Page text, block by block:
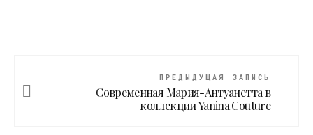
ПРЕДЫДУЩАЯ ЗАПИСЬ
Современная Мария-Антуанетта в
коллекции Yanina Couture